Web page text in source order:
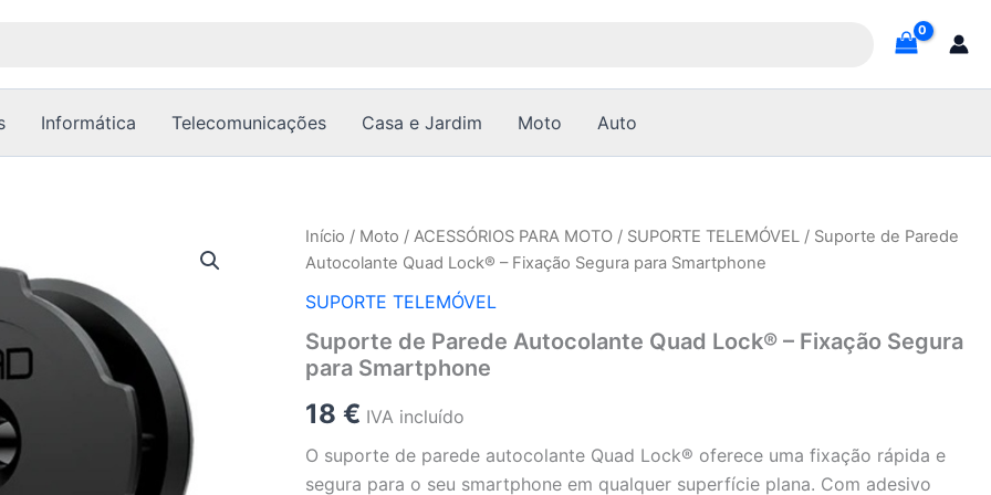
Informática Telecomunicações Casa e Jardim Moto Auto
Início / Moto /ACESSÓRIOS PARA MOTO / SUPORTE TELEMÓVEL / Suporte de Parede
Autocolante Quad Lock® – Fixação Segura para Smartphone
SUPORTE TELEMÓVEL
Suporte de Parede Autocolante Quad Lock® – Fixação Segura
para Smartphone
18€ IVA incluído
O suporte de parede autocolante Quad Lock® oferece uma fixação rápida e
segura para o seu smartphone em qualquer superfície plana. Com adesivo
Quantidade
de
de
Autocolante
Quad
–
Segura